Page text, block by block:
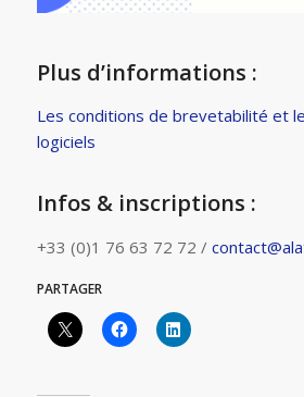
Plus d’informations :
Les conditions de brevetabilité et
logiciels
Infos & inscriptions :
+33 (0)1 76 63 72 72 /
PARTAGER